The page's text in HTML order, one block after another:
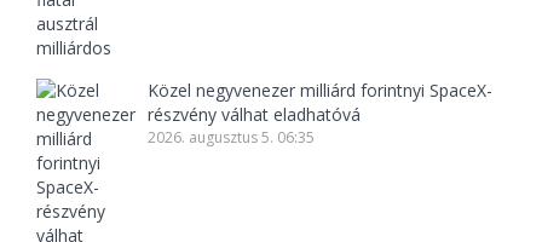
Közel negyvenezer milliárd forintnyi SpaceX-
részvény válhat eladhatóvá
2026. augusztus 5. 06:35